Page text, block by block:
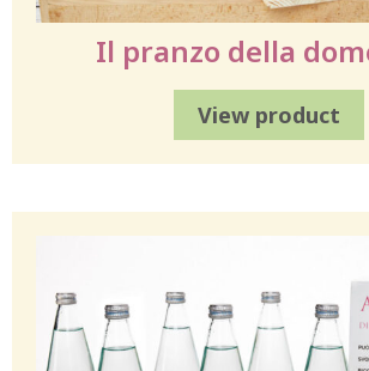
Il pranzo della
View product